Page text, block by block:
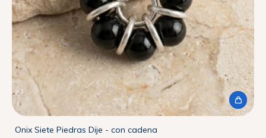
Onix Siete Piedras Dije - con cadena